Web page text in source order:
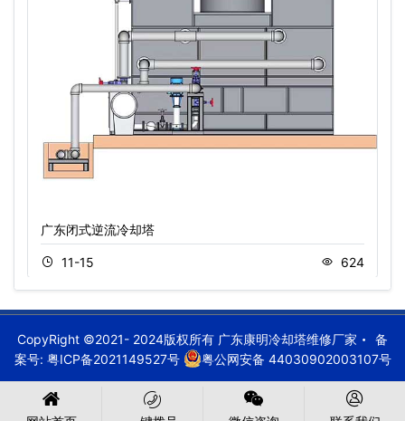
广东闭式逆流冷却塔
11-15 624
CopyRight ©2021- 2024版权所有 广东康明冷却塔维修厂家
备
案号: 粤ICP备2021149527号 粤公网安备 44030902003107号